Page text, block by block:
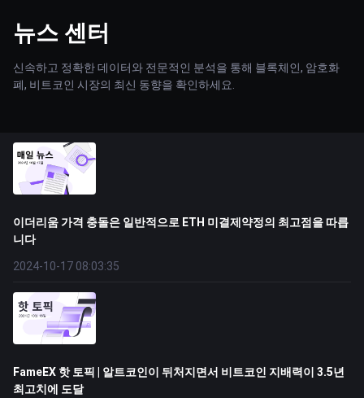
뉴스 센터
신속하고 정확한 데이터와 전문적인 분석을 통해 블록체인, 암호화
폐, 비트코인 시장의 최신 동향을 확인하세요.
이더리움 가격 충돌은 일반적으로 ETH 미결제약정의 최고점을 따릅
니다
2024-10-17 08:03:35
FameEX 핫 토픽 | 알트코인이 뒤처지면서 비트코인 ​​지배력이 3.5년
최고치에 도달